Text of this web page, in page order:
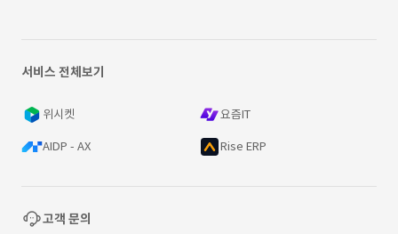
서비스 전체보기
위시켓 요즘IT
AIDP - AX Rise ERP
고객 문의